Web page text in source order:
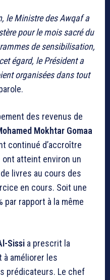
le Ministre des Awqaf a
pour le mois sacré du
de sensibilisation,
égard, le Président a
organisées dans tout
des revenus de
Mokhtar Gomaa
continué d’accroître
atteint environ un
livres au cours des
en cours. Soit une
par rapport à la même
Sissi a prescrit la
améliorer les
prédicateurs. Le chef